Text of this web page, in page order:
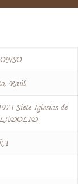
Raúl
Siete Iglesias de